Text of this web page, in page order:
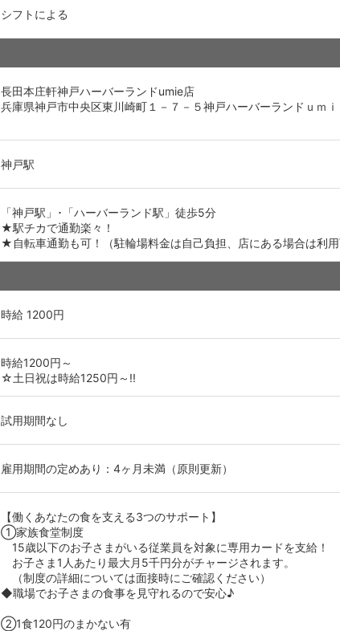
シフトによる
長田本庄軒神戸ハーバーランドumie店
兵庫県神戸市中央区東川崎町１－７－５神戸ハーバーランドｕｍ
神戸駅
「神戸駅」･「ハーバーランド駅」徒歩5分
★駅チカで通勤楽々！
★自転車通勤も可！（駐輪場料金は自己負担、店にある場合は利用
時給 1200円
時給1200円～
☆土日祝は時給1250円～!!
試用期間なし
雇用期間の定めあり：4ヶ月未満（原則更新）
【働くあなたの食を支える3つのサポート】
①家族食堂制度
15歳以下のお子さまがいる従業員を対象に専用カードを支給！
お子さま1人あたり最大月5千円分がチャージされます。
（制度の詳細については面接時にご確認ください）
◆職場でお子さまの食事を見守れるので安心♪
②1食120円のまかない有